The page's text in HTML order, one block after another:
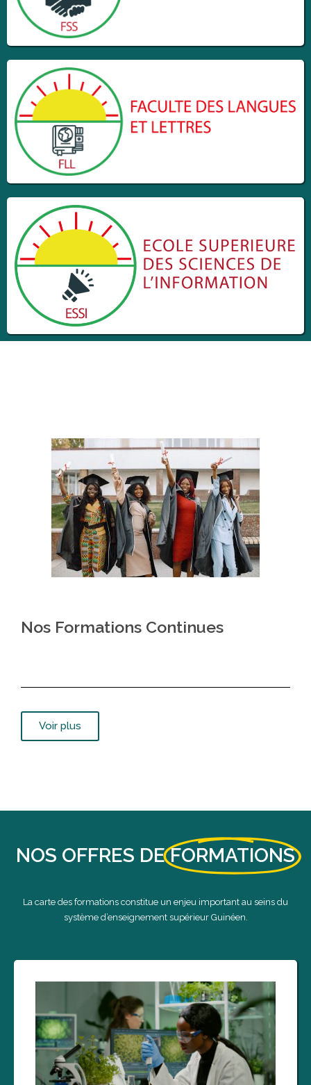
Nos Formations Continues
Voir plus
NOS OFFRES DE FORMATIONS
La carte des formations constitue un enjeu important au seins du
système d’enseignement supérieur Guinéen.